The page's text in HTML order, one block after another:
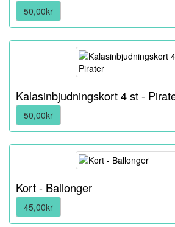
50,00kr
Kalasinbjudningskort 4 st -
50,00kr
Kort - Ballonger
45,00kr